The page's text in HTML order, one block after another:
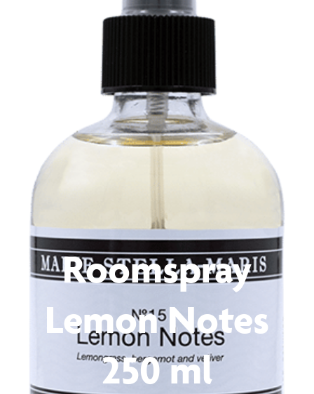
Roomspray
Lemon Notes
250 ml